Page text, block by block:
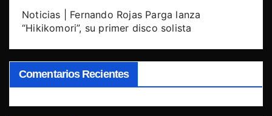
Noticias | Fernando Rojas Parga lanza
“Hikikomori”, su primer disco solista
Comentarios Recientes